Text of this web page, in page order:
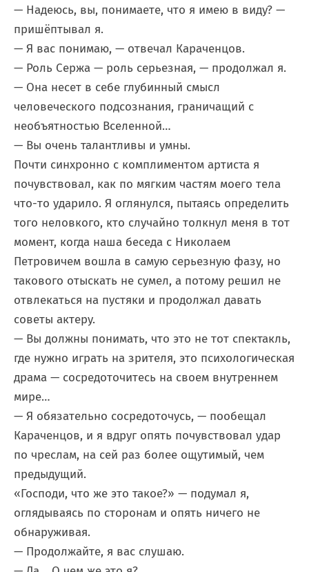
— Надеюсь, вы, понимаете, что я имею в виду? —
пришёптывал я.
— Я вас понимаю, — отвечал Караченцов.
— Роль Сержа — роль серьезная, — продолжал я.
— Она несет в себе глубинный смысл
человеческого подсознания, граничащий с
необъятностью Вселенной…
— Вы очень талантливы и умны.
Почти синхронно с комплиментом артиста я
почувствовал, как по мягким частям моего тела
что-то ударило. Я оглянулся, пытаясь определить
того неловкого, кто случайно толкнул меня в тот
момент, когда наша беседа с Николаем
Петровичем вошла в самую серьезную фазу, но
такового отыскать не сумел, а потому решил не
отвлекаться на пустяки и продолжал давать
советы актеру.
— Вы должны понимать, что это не тот спектакль,
где нужно играть на зрителя, это психологическая
драма — сосредоточитесь на своем внутреннем
мире…
— Я обязательно сосредоточусь, — пообещал
Караченцов, и я вдруг опять почувствовал удар
по чреслам, на сей раз более ощутимый, чем
предыдущий.
«Господи, что же это такое?» — подумал я,
оглядываясь по сторонам и опять ничего не
обнаруживая.
— Продолжайте, я вас слушаю.